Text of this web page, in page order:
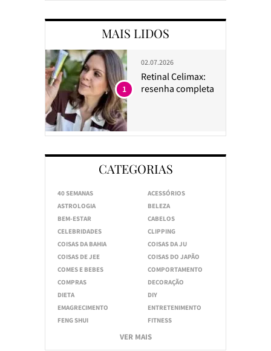
MAIS LIDOS
02.07.2026
Retinal Celimax:
resenha completa
1
CATEGORIAS
40 SEMANAS
ACESSÓRIOS
ASTROLOGIA
BELEZA
BEM-ESTAR
CABELOS
CELEBRIDADES
CLIPPING
COISAS DA BAHIA
COISAS DA JU
COISAS DE JEE
COISAS DO JAPÃO
COMES E BEBES
COMPORTAMENTO
COMPRAS
DECORAÇÃO
DIETA
DIY
EMAGRECIMENTO
ENTRETENIMENTO
FENG SHUI
FITNESS
VER MAIS